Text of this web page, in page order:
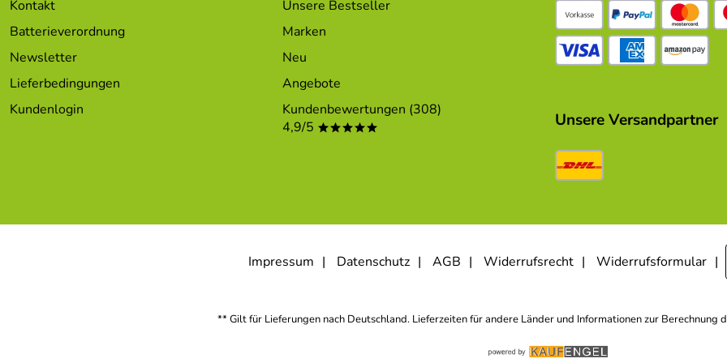
Kontakt
Batterieverordnung
Newsletter
Lieferbedingungen
Kundenlogin
Unsere Bestseller
Marken
Neu
Angebote
Kundenbewertungen (308)
4,9/5 ***** Unsere Versandpartner
Impressum Datenschutz AGB Widerrufsrecht Widerrufsformular
** Gilt für Lieferungen nach Deutschland. Lieferzeiten für andere Länder und Informationen zur Berechnung